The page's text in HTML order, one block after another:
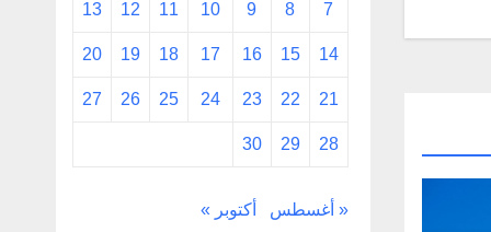
7
8
9
10
11
12
13
14
15
16
17
18
19
20
21
22
23
24
25
26
27
28
29
30
« أغسطس أكتوبر »